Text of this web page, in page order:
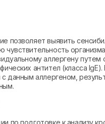
позволяет выявить
чувствительность
аллергену путем
антител (класса
с данным аллергеном,
по подготовке к анализу